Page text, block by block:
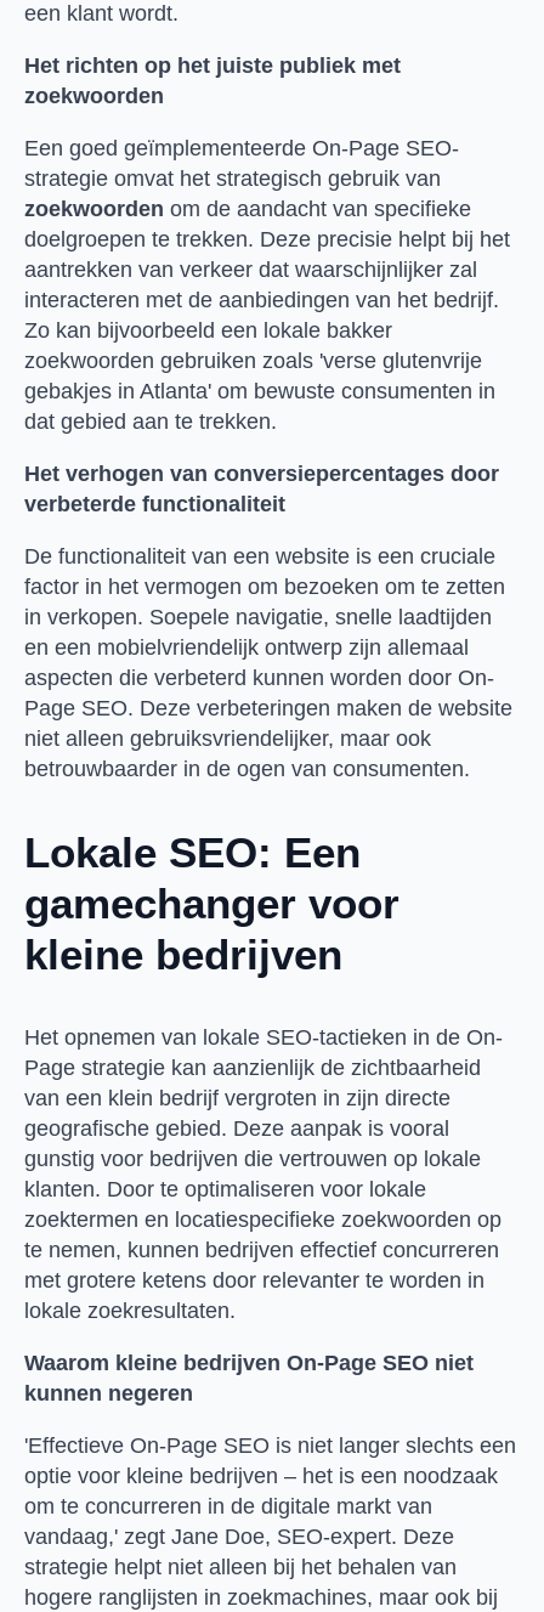
een klant wordt.
Het richten op het juiste publiek met
zoekwoorden
Een goed geïmplementeerde On-Page SEO-
strategie omvat het strategisch gebruik van
zoekwoorden om de aandacht van specifieke
doelgroepen te trekken. Deze precisie helpt bij het
aantrekken van verkeer dat waarschijnlijker zal
interacteren met de aanbiedingen van het bedrijf.
Zo kan bijvoorbeeld een lokale bakker
zoekwoorden gebruiken zoals 'verse glutenvrije
gebakjes in Atlanta' om bewuste consumenten in
dat gebied aan te trekken.
Het verhogen van conversiepercentages door
verbeterde functionaliteit
De functionaliteit van een website is een cruciale
factor in het vermogen om bezoeken om te zetten
in verkopen. Soepele navigatie, snelle laadtijden
en een mobielvriendelijk ontwerp zijn allemaal
aspecten die verbeterd kunnen worden door On-
Page SEO. Deze verbeteringen maken de website
niet alleen gebruiksvriendelijker, maar ook
betrouwbaarder in de ogen van consumenten.
Lokale SEO: Een
gamechanger voor
kleine bedrijven
Het opnemen van lokale SEO-tactieken in de On-
Page strategie kan aanzienlijk de zichtbaarheid
van een klein bedrijf vergroten in zijn directe
geografische gebied. Deze aanpak is vooral
gunstig voor bedrijven die vertrouwen op lokale
klanten. Door te optimaliseren voor lokale
zoektermen en locatiespecifieke zoekwoorden op
te nemen, kunnen bedrijven effectief concurreren
met grotere ketens door relevanter te worden in
lokale zoekresultaten.
Waarom kleine bedrijven On-Page SEO niet
kunnen negeren
'Effectieve On-Page SEO is niet langer slechts een
optie voor kleine bedrijven – het is een noodzaak
om te concurreren in de digitale markt van
vandaag,' zegt Jane Doe, SEO-expert. Deze
strategie helpt niet alleen bij het behalen van
hogere ranglijsten in zoekmachines, maar ook bij